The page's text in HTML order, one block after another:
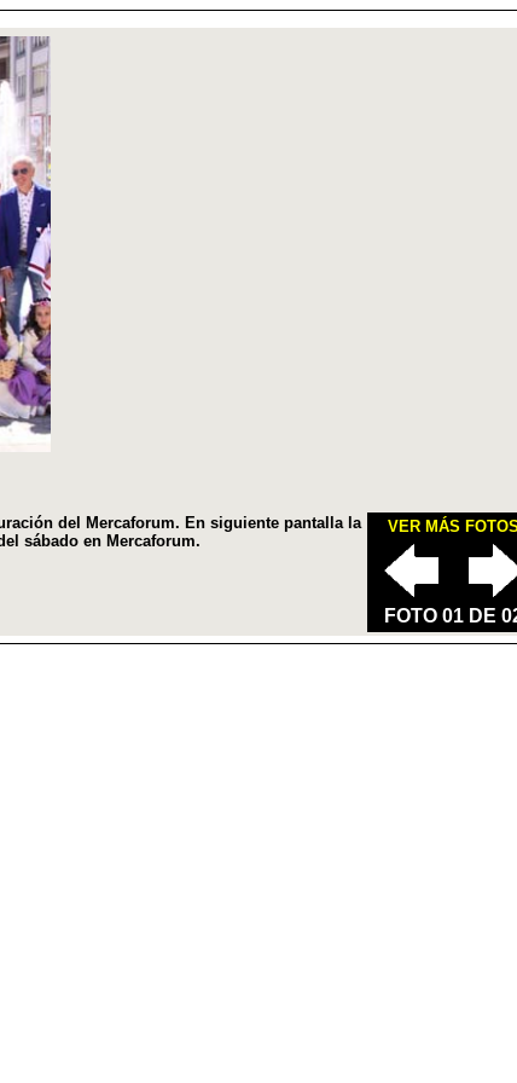
del Mercaforum. En siguiente pantalla la
sábado en Mercaforum.
VER MÁS
FOTO 01 DE